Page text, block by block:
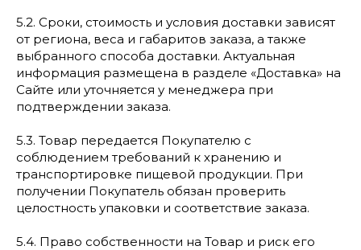
5.2. Сроки, стоимость и условия доставки зависят
от региона, веса и габаритов заказа, а также
выбранного способа доставки. Актуальная
информация размещена в разделе «Доставка» на
Сайте или уточняется у менеджера при
подтверждении заказа.
5.3. Товар передается Покупателю с
соблюдением требований к хранению и
транспортировке пищевой продукции. При
получении Покупатель обязан проверить
целостность упаковки и соответствие заказа.
5.4. Право собственности на Товар и риск его